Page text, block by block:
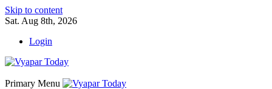
Skip to content
Sat. Aug 8th, 2026
Login
Primary Menu